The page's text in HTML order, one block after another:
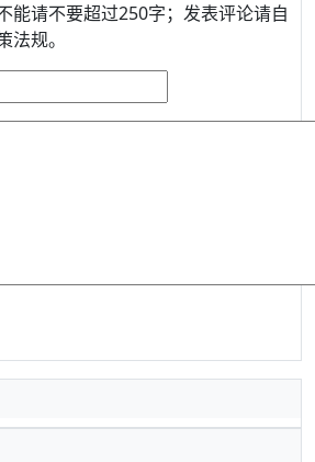
能请不要超过250字；发表评论请自
法规。